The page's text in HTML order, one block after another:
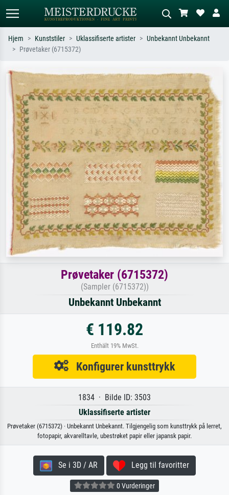
Søk etter kunstner, tittel eller stil – for
eksempel Monet, Stjernenatt,
impresjonisme, Hokusai-bølgen, akt.
Beskriv scenen – for eksempel grønn
eng, abstrakt med mye rødt, mørkt
oljemaleri, stående akt ved et tre.
Hjem Kunststiler Uklassifiserte artister
Unbekannt Unbekannt
Prøvetaker (6715372)
Prøvetaker (6715372)
(Sampler (6715372))
Unbekannt Unbekannt
€ 119.82
Enthält 19% MwSt.
Konfigurer kunsttrykk
1834 · Bilde ID: 3503
Uklassifiserte artister
Prøvetaker (6715372) · Unbekannt Unbekannt. Tilgjengelig som kunsttrykk på lerret,
fotopapir, akvarelltavle, ubestrøket papir eller japansk papir.
Se i 3D / AR Legg til favoritter
0 Vurderinger